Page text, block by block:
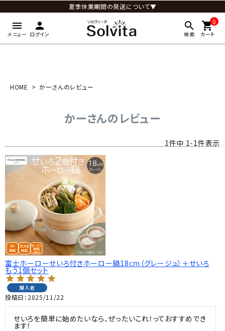
夏季休業期間の発送について▼
menu
メニュー
person
ログイン
search
検索
0
shopping_cart
カート
HOME かーさんのレビュー
かーさんのレビュー
1件中 1-1件表示
富士ホーローせいろ付きホーロー鍋18cm（グレージュ）＋せいろ
もう1個セット
購入者
投稿日 2025/11/22
せいろを簡単に始めたいなら、ぜったいこれ！っておすすめでき
ます！